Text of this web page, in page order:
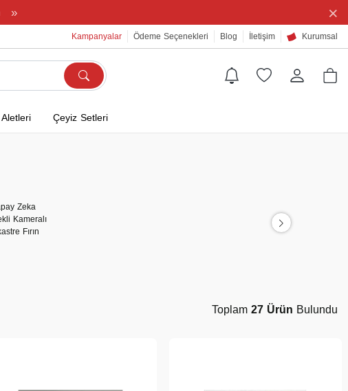
» ×
Kampanyalar Ödeme Seçenekleri Blog İletişim Kurumsal
Çeyiz Setleri
Zeka
Kameralı
Fırın
Toplam 27 Ürün Bulundu